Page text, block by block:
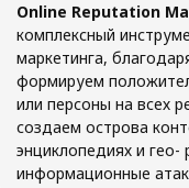
Online Reputation
комплексный
маркетинга,
формируем
или персоны на всех
создаем острова
энциклопедиях и гео-
информационные